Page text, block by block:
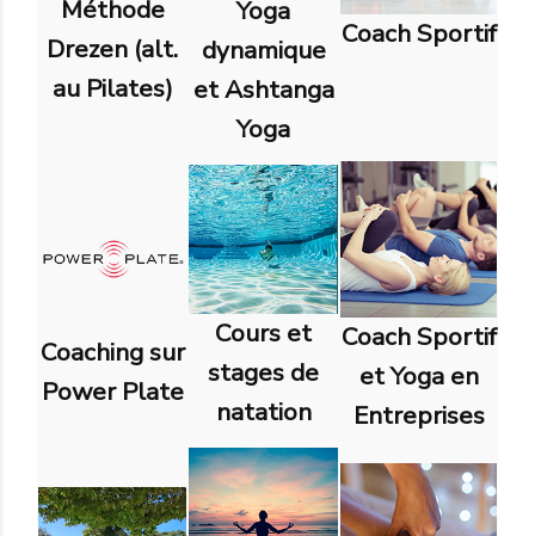
Méthode
Drezen (alt.
au Pilates)
Yoga
dynamique
et Ashtanga
Yoga
Coach Sportif
Coaching sur
Power Plate
Cours et
stages de
natation
Coach Sportif
et Yoga en
Entreprises